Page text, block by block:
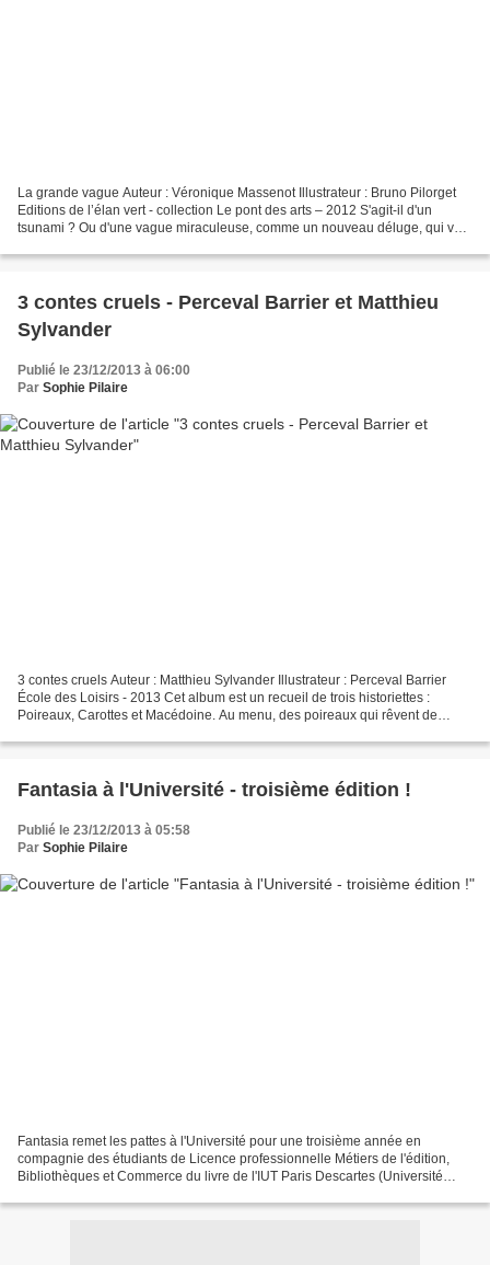
La grande vague Auteur : Véronique Massenot Illustrateur : Bruno Pilorget
Editions de l’élan vert - collection Le pont des arts – 2012 S'agit-il d'un
tsunami ? Ou d'une vague miraculeuse, comme un nouveau déluge, qui va
3 contes cruels - Perceval Barrier et Matthieu
Sylvander
Publié le 23/12/2013 à 06:00
Par Sophie Pilaire
3 contes cruels Auteur : Matthieu Sylvander Illustrateur : Perceval Barrier
École des Loisirs - 2013 Cet album est un recueil de trois historiettes :
Poireaux, Carottes et Macédoine. Au menu, des poireaux qui rêvent de
Fantasia à l'Université - troisième édition !
Publié le 23/12/2013 à 05:58
Par Sophie Pilaire
Fantasia remet les pattes à l'Université pour une troisième année en
compagnie des étudiants de Licence professionnelle Métiers de l'édition,
Bibliothèques et Commerce du livre de l'IUT Paris Descartes (Université